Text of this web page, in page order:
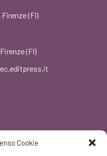
Cookie
(FI)
(FI)